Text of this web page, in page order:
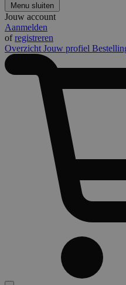
Menu sluiten
Jouw account
Aanmelden
ofregistreren
Overzicht Jouw profiel